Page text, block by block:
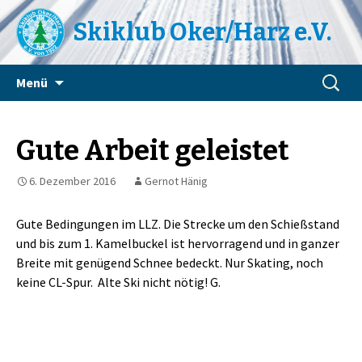
Skiklub Oker/Harz e.V.
Menü
Suchen
nach:
Gute Arbeit geleistet
6. Dezember 2016 Gernot Hänig
Gute Bedingungen im LLZ. Die Strecke um den Schießstand
und bis zum 1. Kamelbuckel ist hervorragend und in ganzer
Breite mit genügend Schnee bedeckt. Nur Skating, noch
keine CL-Spur. Alte Ski nicht nötig! G.